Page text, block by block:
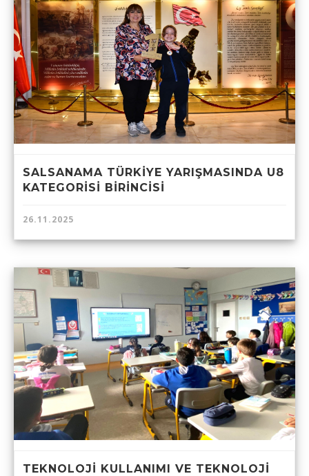
SALSANAMA TÜRKİYE YARIŞMASINDA U8
KATEGORİSİ BİRİNCİSİ
26.11.2025
TEKNOLOJİ KULLANIMI VE TEKNOLOJİ